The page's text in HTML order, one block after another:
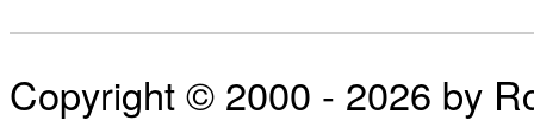
Copyright © 2000 - 2026 by